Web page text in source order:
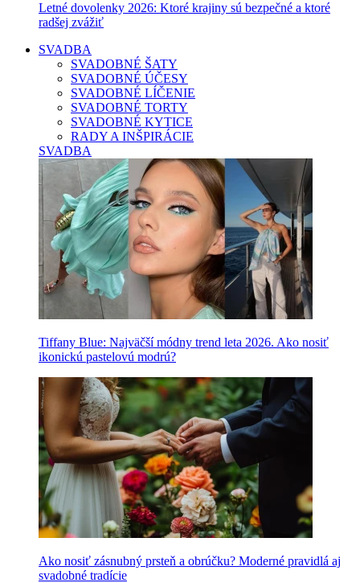
Letné dovolenky 2026: Ktoré krajiny sú bezpečné a ktoré
radšej zvážiť
SVADBA
SVADOBNÉ ŠATY
SVADOBNÉ ÚČESY
SVADOBNÉ LÍČENIE
SVADOBNÉ TORTY
SVADOBNÉ KYTICE
RADY A INŠPIRÁCIE
SVADBA
Tiffany Blue: Najväčší módny trend leta 2026. Ako nosiť
ikonickú pastelovú modrú?
Ako nosiť zásnubný prsteň a obrúčku? Moderné pravidlá aj
svadobné tradície